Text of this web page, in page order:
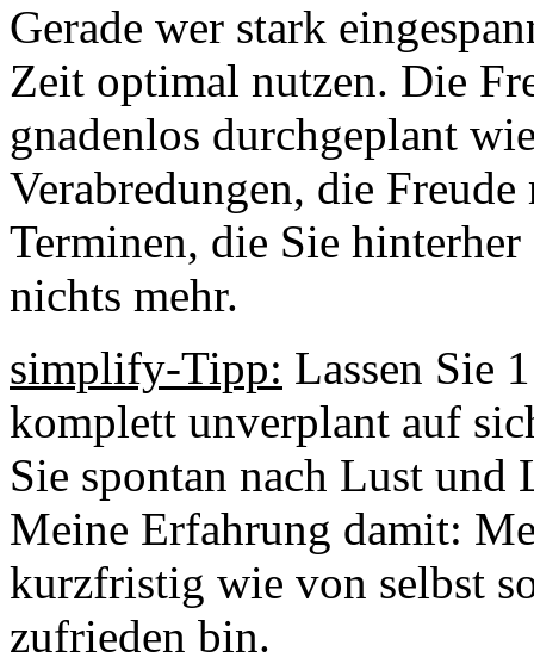
Gerade wer stark
Zeit optimal nutzen. Die
gnadenlos durchgeplant
Verabredungen, die
Terminen, die Sie hinterher
nichts mehr.
simplify-Tipp: Lassen Sie
komplett unverplant auf
Sie spontan nach Lust und
Meine Erfahrung damit:
kurzfristig wie von selbst
zufrieden bin.